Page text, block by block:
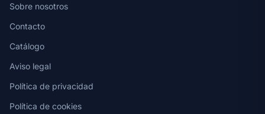
Sobre nosotros
Contacto
Catálogo
Aviso legal
Política de privacidad
Política de cookies